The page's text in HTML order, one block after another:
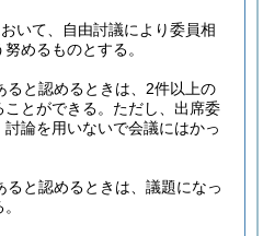
いて、自由討議により委員相
めるものとする。
ると認めるときは、2件以上の
とができる。 ただし、出席委
論を用いないで会議にはかっ
ると認めるときは、議題になっ